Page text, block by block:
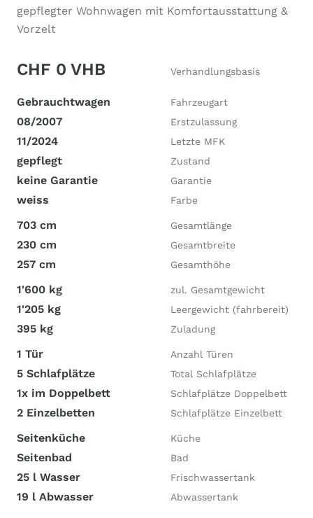
gepflegter Wohnwagen mit Komfortausstattung &
Vorzelt
CHF 0 VHB Verhandlungsbasis
Gebrauchtwagen Fahrzeugart
08/2007 Erstzulassung
11/2024 Letzte MFK
gepflegt Zustand
keine Garantie Garantie
weiss Farbe
703 cm Gesamtlänge
230 cm Gesamtbreite
257 cm Gesamthöhe
1'600 kg zul. Gesamtgewicht
1'205 kg Leergewicht (fahrbereit)
395 kg Zuladung
1 Tür Anzahl Türen
5 Schlafplätze Total Schlafplätze
1x im Doppelbett Schlafplätze Doppelbett
2 Einzelbetten Schlafplätze Einzelbett
Seitenküche Küche
Seitenbad Bad
25 l Wasser Frischwassertank
19 l Abwasser Abwassertank